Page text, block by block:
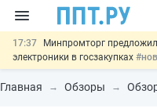
17:37
Минпромторг
электроники в госзакупках
17:13 Подписан указ об
недружественных стран
Главная Обзоры